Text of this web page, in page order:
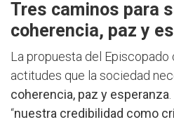
Tres caminos para
coherencia, paz y
La propuesta del
actitudes que la sociedad
coherencia, paz y esperanza
“nuestra credibilidad como